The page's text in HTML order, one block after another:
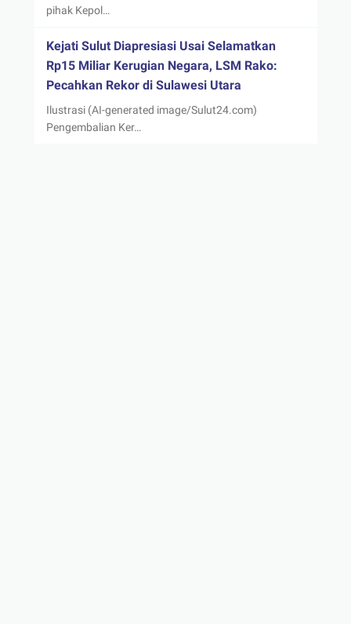
pihak Kepol…
Kejati Sulut Diapresiasi Usai Selamatkan
Rp15 Miliar Kerugian Negara, LSM Rako:
Pecahkan Rekor di Sulawesi Utara
Ilustrasi (AI-generated image/Sulut24.com)
Pengembalian Ker…